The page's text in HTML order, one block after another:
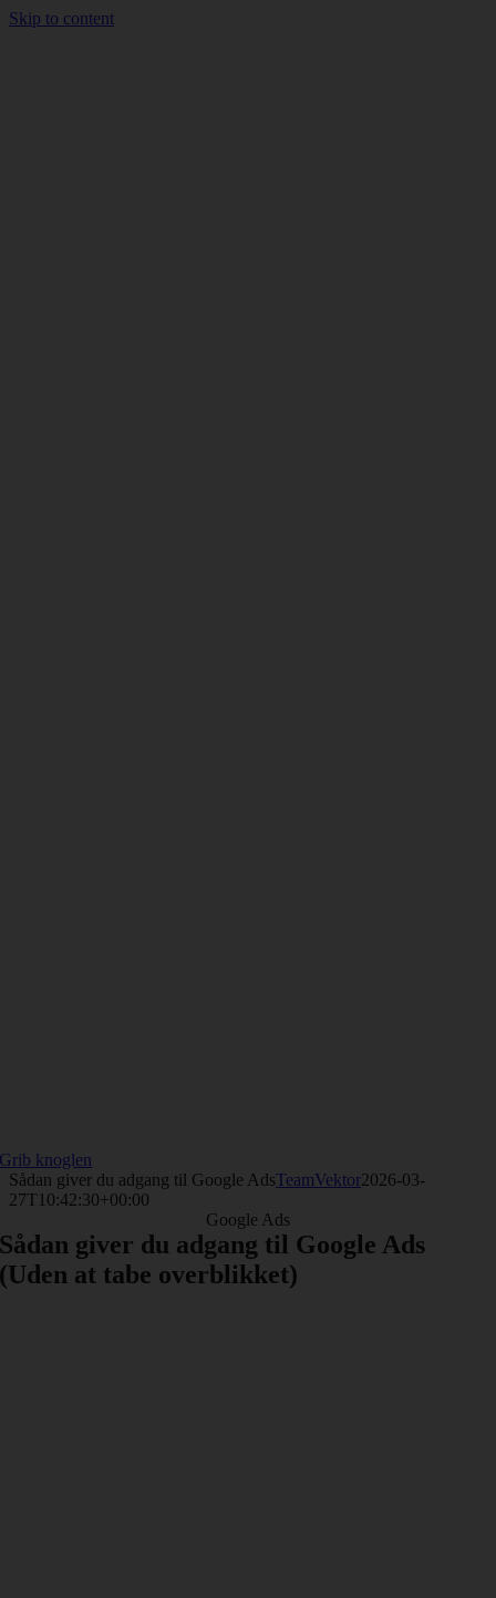
Skip to content
Grib knoglen
Sådan giver du adgang til Google AdsTeamVektor2026-03-
27T10:42:30+00:00
Google Ads
Sådan giver du adgang til Google Ads
(Uden at tabe overblikket)